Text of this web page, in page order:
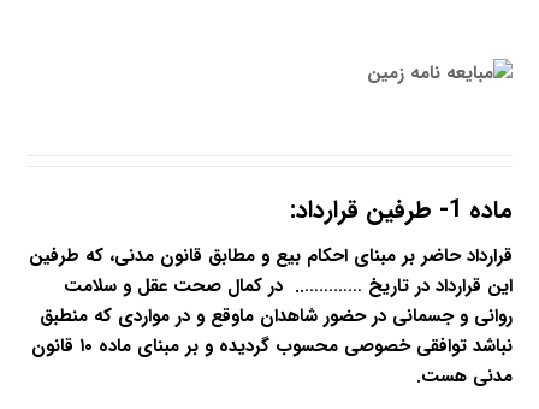
ماده 1- طرفین قرارداد:
قرارداد حاضر بر مبنای احکام بیع و مطابق قانون مدنی، که طرفین
این قرارداد در تاریخ ………….. در کمال صحت عقل و سلامت
روانی و جسمانی در حضور شاهدان ماوقع و در مواردی که منطبق
نباشد توافقی خصوصی محسوب گردیده و بر مبنای ماده ۱۰ قانون
مدنی هست.